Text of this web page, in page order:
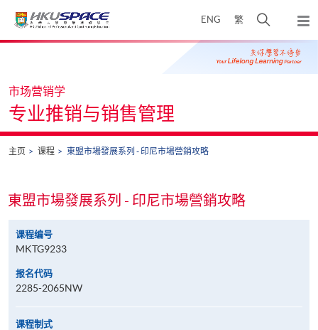
ENG 繁
开
搜
寻
弹
出
主
Main
市场营销学
专业推销与销售管理
主页 课程 東盟市場發展系列 - 印尼市場營銷攻略
東盟市場發展系列 - 印尼市場營銷攻略
课程编号
MKTG9233
报名代码
2285-2065NW
课程制式